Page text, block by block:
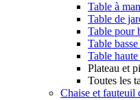
Table à
Table de
Table pour
Table
Table
Plateau et
Toutes les
Chaise et fauteuil